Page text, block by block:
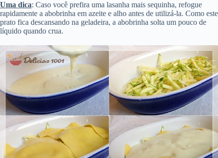
Uma dica: Caso você prefira uma lasanha mais sequinha, refogue
rapidamente a abobrinha em azeite e alho antes de utilizá-la. Como este
prato fica descansando na geladeira, a abobrinha solta um pouco de
líquido quando crua.